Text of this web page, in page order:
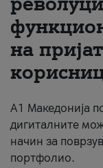
За нас
на
А1 Македонија
дигиталните
начин за
портфолио.